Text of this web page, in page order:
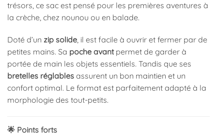
trésors, ce sac est pensé pour les premières aventures à
la crèche, chez nounou ou en balade.
Doté d’un zip solide, il est facile à ouvrir et fermer par de
petites mains. Sa poche avantpermet de garder à
portée de main les objets essentiels. Tandis que ses
bretelles réglables assurent un bon maintien et un
confort optimal. Le format est parfaitement adapté à la
morphologie des tout-petits.
🌟 Points forts